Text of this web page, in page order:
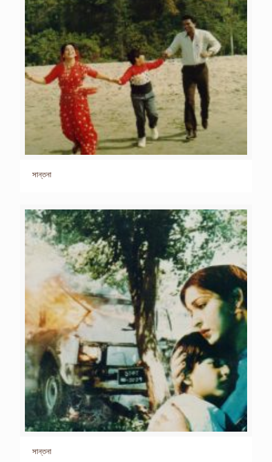
সান্তনা
সান্তনা